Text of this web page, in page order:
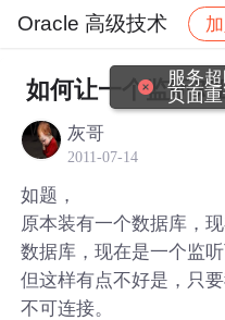
Oracle 高级技术
社区 Oracle 高级技术
如何让一个监听对
灰哥
2011-07-14
如题，
原本装有一个数据库，
数据库，现在是一个监
但这样有点不好是，只
不可连接。
服务
页面